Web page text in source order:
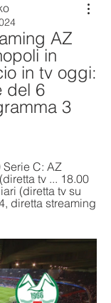
AZ
in
in tv oggi:
del 6
3
C: AZ
tv ... 18.00
(diretta tv su
diretta streaming